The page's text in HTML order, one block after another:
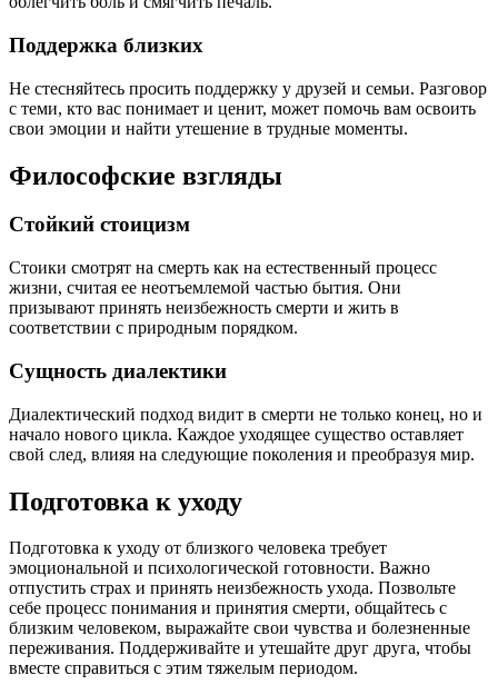
Поддержка близких
Не стесняйтесь просить поддержку у друзей и семьи. Разговор
с теми, кто вас понимает и ценит, может помочь вам освоить
свои эмоции и найти утешение в трудные моменты.
Философские взгляды
Стойкий стоицизм
Стоики смотрят на смерть как на естественный процесс
жизни, считая ее неотъемлемой частью бытия. Они
призывают принять неизбежность смерти и жить в
соответствии с природным порядком.
Сущность диалектики
Диалектический подход видит в смерти не только конец, но и
начало нового цикла. Каждое уходящее существо оставляет
свой след, влияя на следующие поколения и преобразуя мир.
Подготовка к уходу
Подготовка к уходу от близкого человека требует
эмоциональной и психологической готовности. Важно
отпустить страх и принять неизбежность ухода. Позвольте
себе процесс понимания и принятия смерти, общайтесь с
близким человеком, выражайте свои чувства и болезненные
переживания. Поддерживайте и утешайте друг друга, чтобы
вместе справиться с этим тяжелым периодом.